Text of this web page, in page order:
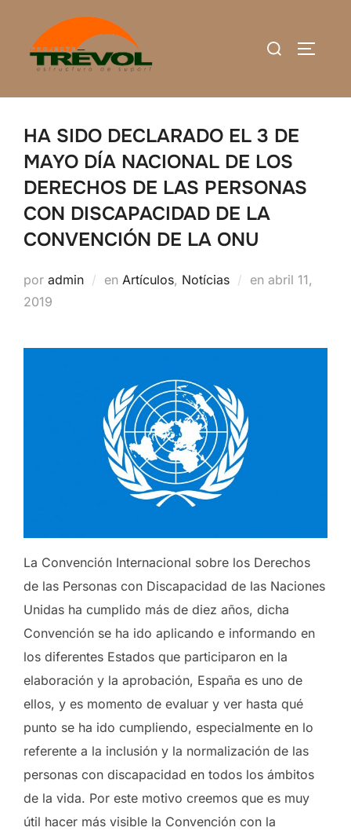
contenido
Buscar:
HA SIDO DECLARADO EL 3 DE
MAYO DÍA NACIONAL DE LOS
DERECHOS DE LAS PERSONAS
CON DISCAPACIDAD DE LA
CONVENCIÓN DE LA ONU
por admin en Artículos, Notícias en Publicado
abril 11,
2019
La Convención Internacional sobre los Derechos
de las Personas con Discapacidad de las Naciones
Unidas ha cumplido más de diez años, dicha
Convención se ha ido aplicando e informando en
los diferentes Estados que participaron en la
elaboración y la aprobación, España es uno de
ellos, y es momento de evaluar y ver hasta qué
punto se ha ido cumpliendo, especialmente en lo
referente a la inclusión y la normalización de las
personas con discapacidad en todos los ámbitos
de la vida. Por este motivo creemos que es muy
útil hacer más visible la Convención con la